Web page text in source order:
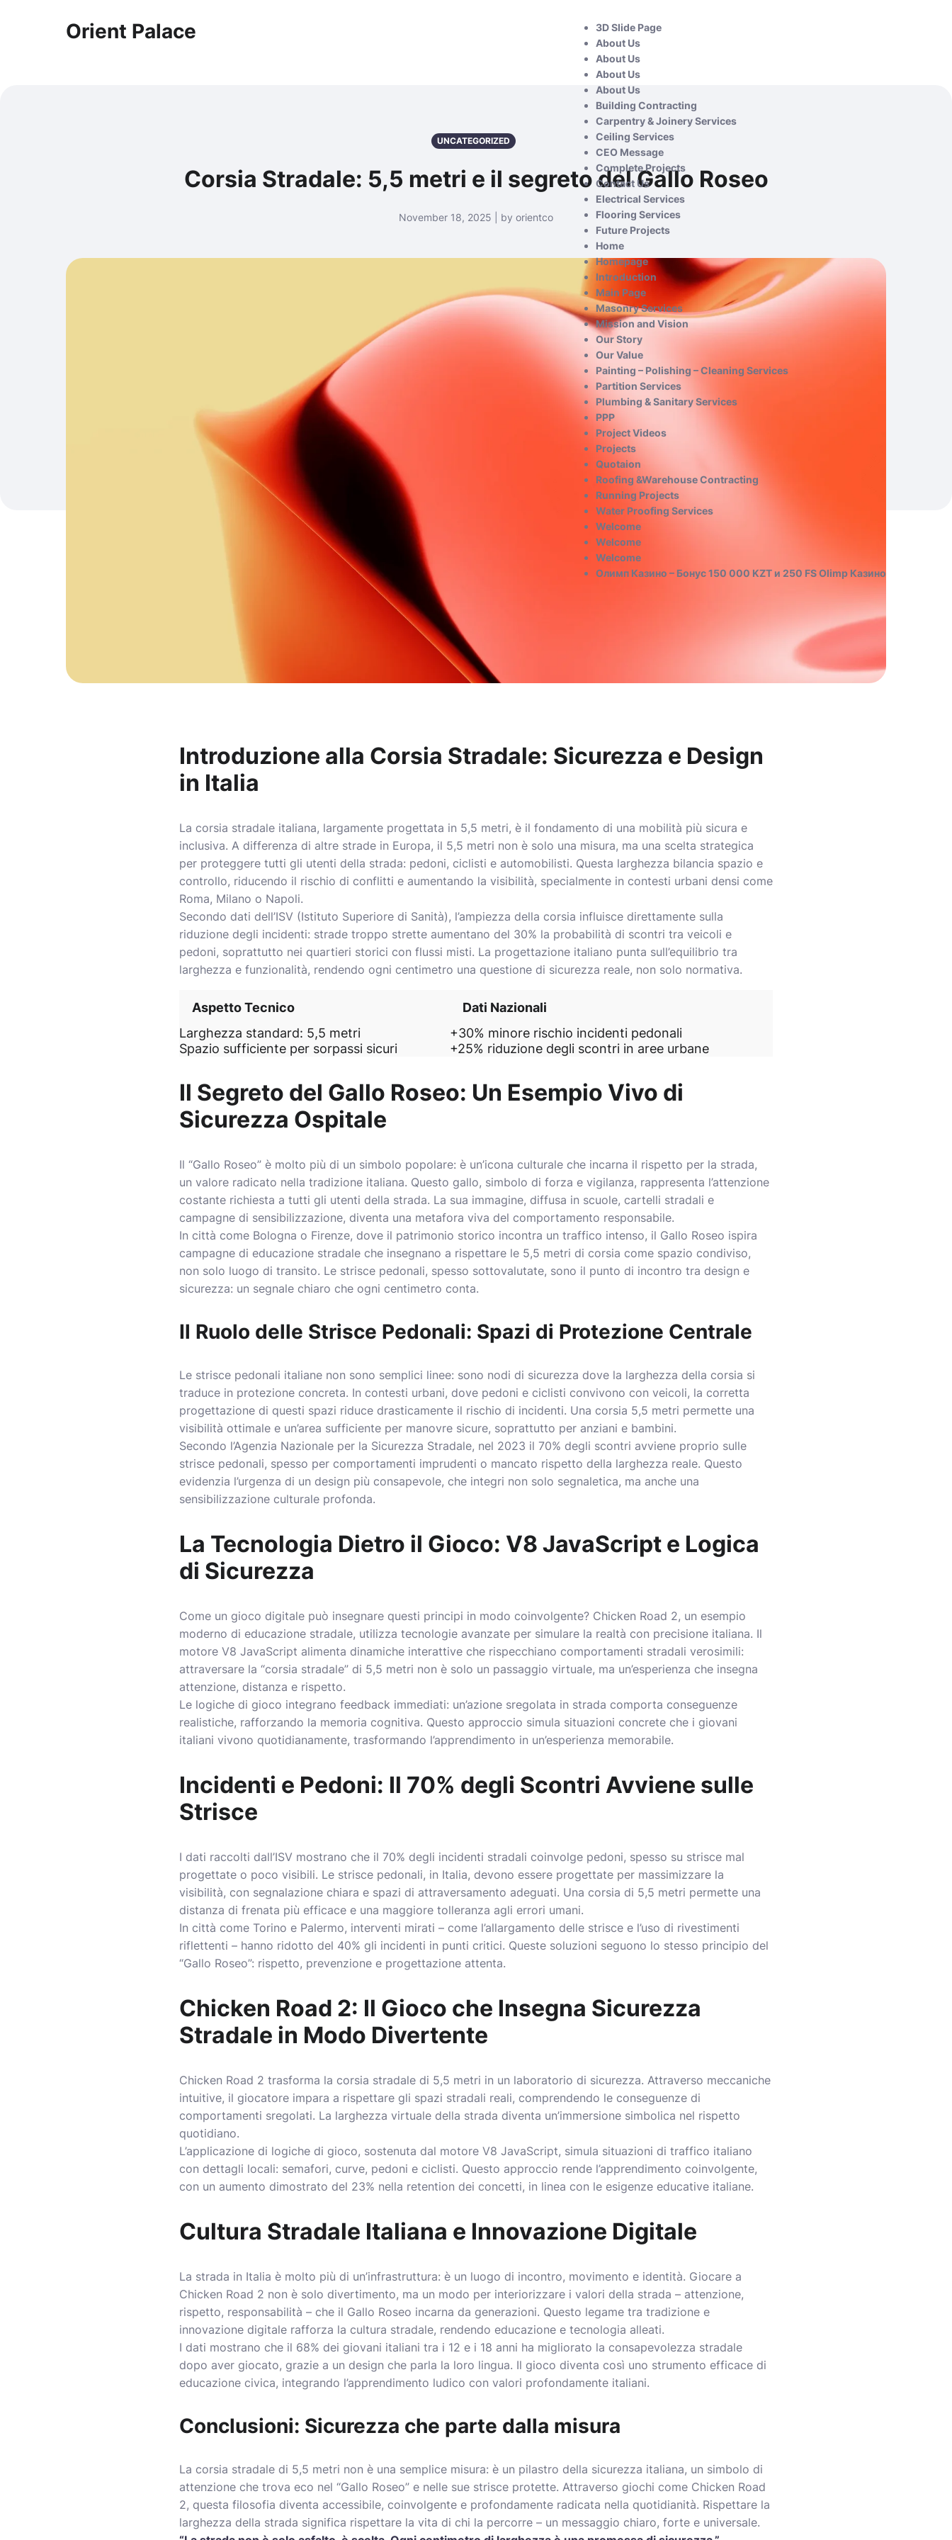
Orient Palace
3D Slide Page
About Us
About Us
About Us
About Us
Building Contracting
Carpentry & Joinery Services
Ceiling Services
CEO Message
Complete Projects
Contact Us
Electrical Services
Flooring Services
Future Projects
Home
Homepage
Introduction
Main Page
Masonry Services
Mission and Vision
Our Story
Our Value
Painting – Polishing – Cleaning Services
Partition Services
Plumbing & Sanitary Services
PPP
Project Videos
Projects
Quotaion
Roofing &Warehouse Contracting
Running Projects
Water Proofing Services
Welcome
Welcome
Welcome
Олимп Казино – Бонус 150 000 KZT и 250 FS Olimp Казино
UNCATEGORIZED
Corsia Stradale: 5,5 metri e il segreto del Gallo Roseo
November 18, 2025 | by orientco
Introduzione alla Corsia Stradale: Sicurezza e Design
in Italia
La corsia stradale italiana, largamente progettata in 5,5 metri, è il fondamento di una mobilità più sicura e
inclusiva. A differenza di altre strade in Europa, il 5,5 metri non è solo una misura, ma una scelta strategica
per proteggere tutti gli utenti della strada: pedoni, ciclisti e automobilisti. Questa larghezza bilancia spazio e
controllo, riducendo il rischio di conflitti e aumentando la visibilità, specialmente in contesti urbani densi come
Roma, Milano o Napoli.
Secondo dati dell’ISV (Istituto Superiore di Sanità), l’ampiezza della corsia influisce direttamente sulla
riduzione degli incidenti: strade troppo strette aumentano del 30% la probabilità di scontri tra veicoli e
pedoni, soprattutto nei quartieri storici con flussi misti. La progettazione italiano punta sull’equilibrio tra
larghezza e funzionalità, rendendo ogni centimetro una questione di sicurezza reale, non solo normativa.
Aspetto Tecnico
Dati Nazionali
Larghezza standard: 5,5 metri
+30% minore rischio incidenti pedonali
Spazio sufficiente per sorpassi sicuri
+25% riduzione degli scontri in aree urbane
Il Segreto del Gallo Roseo: Un Esempio Vivo di
Sicurezza Ospitale
Il “Gallo Roseo” è molto più di un simbolo popolare: è un’icona culturale che incarna il rispetto per la strada,
un valore radicato nella tradizione italiana. Questo gallo, simbolo di forza e vigilanza, rappresenta l’attenzione
costante richiesta a tutti gli utenti della strada. La sua immagine, diffusa in scuole, cartelli stradali e
campagne di sensibilizzazione, diventa una metafora viva del comportamento responsabile.
In città come Bologna o Firenze, dove il patrimonio storico incontra un traffico intenso, il Gallo Roseo ispira
campagne di educazione stradale che insegnano a rispettare le 5,5 metri di corsia come spazio condiviso,
non solo luogo di transito. Le strisce pedonali, spesso sottovalutate, sono il punto di incontro tra design e
sicurezza: un segnale chiaro che ogni centimetro conta.
Il Ruolo delle Strisce Pedonali: Spazi di Protezione Centrale
Le strisce pedonali italiane non sono semplici linee: sono nodi di sicurezza dove la larghezza della corsia si
traduce in protezione concreta. In contesti urbani, dove pedoni e ciclisti convivono con veicoli, la corretta
progettazione di questi spazi riduce drasticamente il rischio di incidenti. Una corsia 5,5 metri permette una
visibilità ottimale e un’area sufficiente per manovre sicure, soprattutto per anziani e bambini.
Secondo l’Agenzia Nazionale per la Sicurezza Stradale, nel 2023 il 70% degli scontri avviene proprio sulle
strisce pedonali, spesso per comportamenti imprudenti o mancato rispetto della larghezza reale. Questo
evidenzia l’urgenza di un design più consapevole, che integri non solo segnaletica, ma anche una
sensibilizzazione culturale profonda.
La Tecnologia Dietro il Gioco: V8 JavaScript e Logica
di Sicurezza
Come un gioco digitale può insegnare questi principi in modo coinvolgente? Chicken Road 2, un esempio
moderno di educazione stradale, utilizza tecnologie avanzate per simulare la realtà con precisione italiana. Il
motore V8 JavaScript alimenta dinamiche interattive che rispecchiano comportamenti stradali verosimili:
attraversare la “corsia stradale” di 5,5 metri non è solo un passaggio virtuale, ma un’esperienza che insegna
attenzione, distanza e rispetto.
Le logiche di gioco integrano feedback immediati: un’azione sregolata in strada comporta conseguenze
realistiche, rafforzando la memoria cognitiva. Questo approccio simula situazioni concrete che i giovani
italiani vivono quotidianamente, trasformando l’apprendimento in un’esperienza memorabile.
Incidenti e Pedoni: Il 70% degli Scontri Avviene sulle
Strisce
I dati raccolti dall’ISV mostrano che il 70% degli incidenti stradali coinvolge pedoni, spesso su strisce mal
progettate o poco visibili. Le strisce pedonali, in Italia, devono essere progettate per massimizzare la
visibilità, con segnalazione chiara e spazi di attraversamento adeguati. Una corsia di 5,5 metri permette una
distanza di frenata più efficace e una maggiore tolleranza agli errori umani.
In città come Torino e Palermo, interventi mirati – come l’allargamento delle strisce e l’uso di rivestimenti
riflettenti – hanno ridotto del 40% gli incidenti in punti critici. Queste soluzioni seguono lo stesso principio del
“Gallo Roseo”: rispetto, prevenzione e progettazione attenta.
Chicken Road 2: Il Gioco che Insegna Sicurezza
Stradale in Modo Divertente
Chicken Road 2 trasforma la corsia stradale di 5,5 metri in un laboratorio di sicurezza. Attraverso meccaniche
intuitive, il giocatore impara a rispettare gli spazi stradali reali, comprendendo le conseguenze di
comportamenti sregolati. La larghezza virtuale della strada diventa un’immersione simbolica nel rispetto
quotidiano.
L’applicazione di logiche di gioco, sostenuta dal motore V8 JavaScript, simula situazioni di traffico italiano
con dettagli locali: semafori, curve, pedoni e ciclisti. Questo approccio rende l’apprendimento coinvolgente,
con un aumento dimostrato del 23% nella retention dei concetti, in linea con le esigenze educative italiane.
Cultura Stradale Italiana e Innovazione Digitale
La strada in Italia è molto più di un’infrastruttura: è un luogo di incontro, movimento e identità. Giocare a
Chicken Road 2 non è solo divertimento, ma un modo per interiorizzare i valori della strada – attenzione,
rispetto, responsabilità – che il Gallo Roseo incarna da generazioni. Questo legame tra tradizione e
innovazione digitale rafforza la cultura stradale, rendendo educazione e tecnologia alleati.
I dati mostrano che il 68% dei giovani italiani tra i 12 e i 18 anni ha migliorato la consapevolezza stradale
dopo aver giocato, grazie a un design che parla la loro lingua. Il gioco diventa così uno strumento efficace di
educazione civica, integrando l’apprendimento ludico con valori profondamente italiani.
Conclusioni: Sicurezza che parte dalla misura
La corsia stradale di 5,5 metri non è una semplice misura: è un pilastro della sicurezza italiana, un simbolo di
attenzione che trova eco nel “Gallo Roseo” e nelle sue strisce protette. Attraverso giochi come Chicken Road
2, questa filosofia diventa accessibile, coinvolgente e profondamente radicata nella quotidianità. Rispettare la
larghezza della strada significa rispettare la vita di chi la percorre – un messaggio chiaro, forte e universale.